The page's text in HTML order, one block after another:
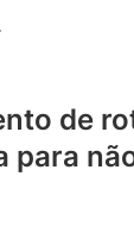
de
para